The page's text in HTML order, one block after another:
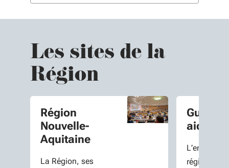
Les sites de la
Région
Région
Nouvelle-
Aquitaine
La Région, ses
Guide
aides
régionales,